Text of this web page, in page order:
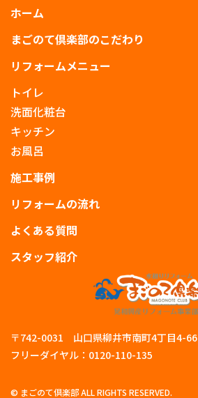
〒742-0031 山口県柳井市南町4丁目4-66
フリーダイヤル：0120-110-135
© まごのて倶楽部 ALL RIGHTS RESERVED.
ホーム
まごのて倶楽部のこだわり
リフォームメニュー
トイレ
洗面化粧台
キッチン
お風呂
施工事例
リフォームの流れ
よくある質問
スタッフ紹介